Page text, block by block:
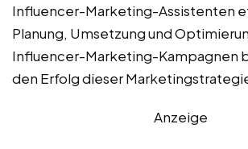
Influencer-Marketing-Assistenten
Planung, Umsetzung und
Influencer-Marketing-Kampagnen
den Erfolg dieser
Anzeige